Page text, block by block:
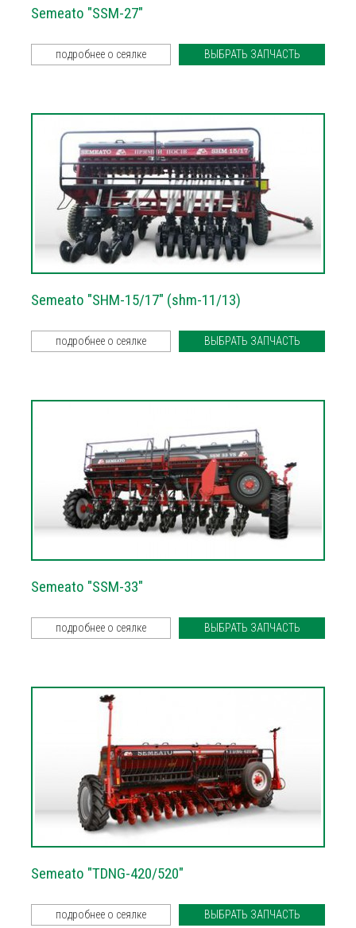
Semeato "SSM-27"
подробнее о сеялке ВЫБРАТЬ ЗАПЧАСТЬ
Semeato "SHM-15/17" (shm-11/13)
подробнее о сеялке ВЫБРАТЬ ЗАПЧАСТЬ
Semeato "SSM-33"
подробнее о сеялке ВЫБРАТЬ ЗАПЧАСТЬ
Semeato "TDNG-420/520"
подробнее о сеялке ВЫБРАТЬ ЗАПЧАСТЬ